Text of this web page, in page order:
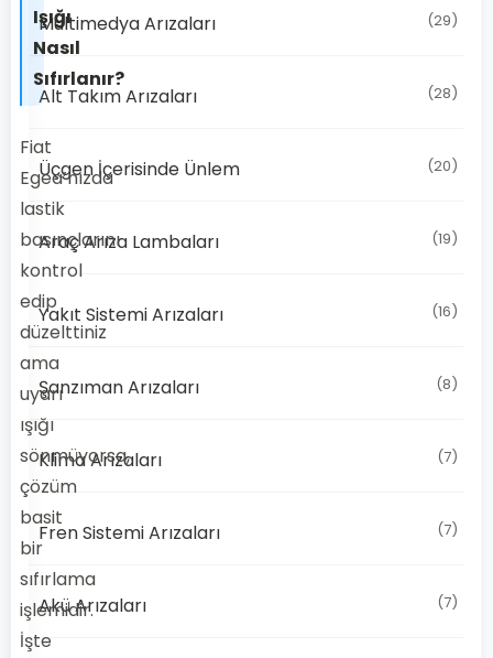
Işığı
Nasıl
Sıfırlanır?
Fiat
Egea’nızda
lastik
basınçlarını
kontrol
edip
düzelttiniz
ama
uyarı
ışığı
sönmüyorsa,
çözüm
basit
bir
sıfırlama
işlemidir.
İşte
Multimedya Arızaları (29)
Alt Takım Arızaları (28)
Üçgen İçerisinde Ünlem (20)
Araç Arıza Lambaları (19)
Yakıt Sistemi Arızaları (16)
Şanzıman Arızaları (8)
Klima Arızaları (7)
Fren Sistemi Arızaları (7)
Akü Arızaları (7)